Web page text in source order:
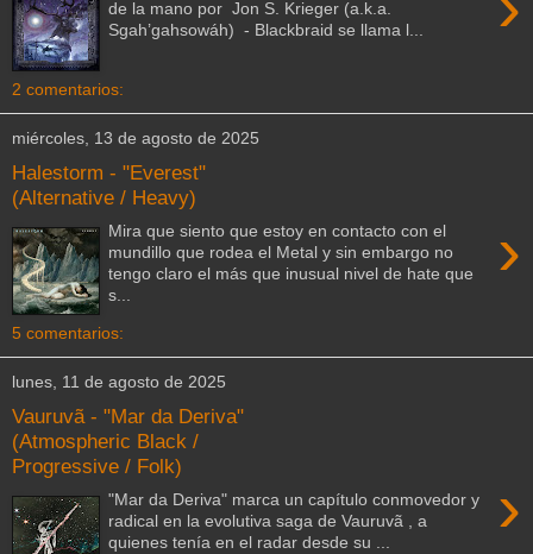
de la mano por Jon S. Krieger (a.k.a.
Sgah’gahsowáh) - Blackbraid se llama l...
2 comentarios:
miércoles, 13 de agosto de 2025
Halestorm - "Everest"
(Alternative / Heavy)
›
Mira que siento que estoy en contacto con el
mundillo que rodea el Metal y sin embargo no
tengo claro el más que inusual nivel de hate que
s...
5 comentarios:
lunes, 11 de agosto de 2025
Vauruvã - "Mar da Deriva"
(Atmospheric Black /
Progressive / Folk)
›
"Mar da Deriva" marca un capítulo conmovedor y
radical en la evolutiva saga de Vauruvã , a
quienes tenía en el radar desde su ...